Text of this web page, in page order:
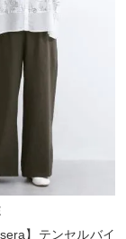
】テンセルバイ